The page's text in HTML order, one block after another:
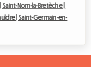
|Saint-Nom-la-Bretèche |
| Saint-Germain-en-